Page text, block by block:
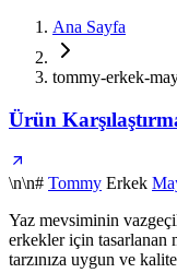
Ana Sayfa
tommy-erkek-
Ürün
\n\n# Tommy Erkek
Yaz mevsiminin
erkekler için tasarlanan
tarzınıza uygun ve